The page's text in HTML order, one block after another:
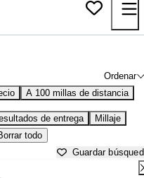
Ordenar
A 100 millas de distancia
de entrega
Millaje
todo
Guardar